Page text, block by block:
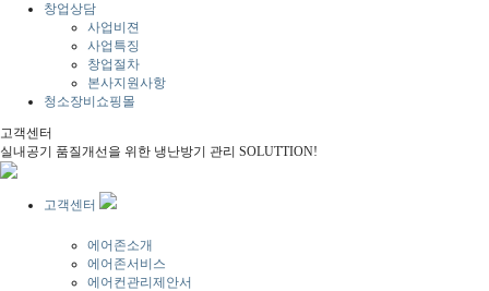
창업상담
사업비젼
사업특징
창업절차
본사지원사항
청소장비쇼핑몰
고객센터
실내공기 품질개선을 위한 냉난방기 관리 SOLUTTION!
고객센터
에어존소개
에어존서비스
에어컨관리제안서